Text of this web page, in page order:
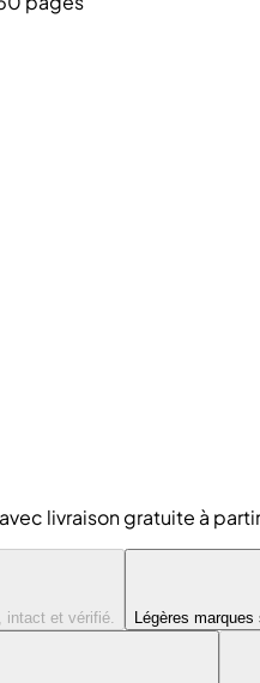
livraison gratuite à
intact et vérifié.
Légères